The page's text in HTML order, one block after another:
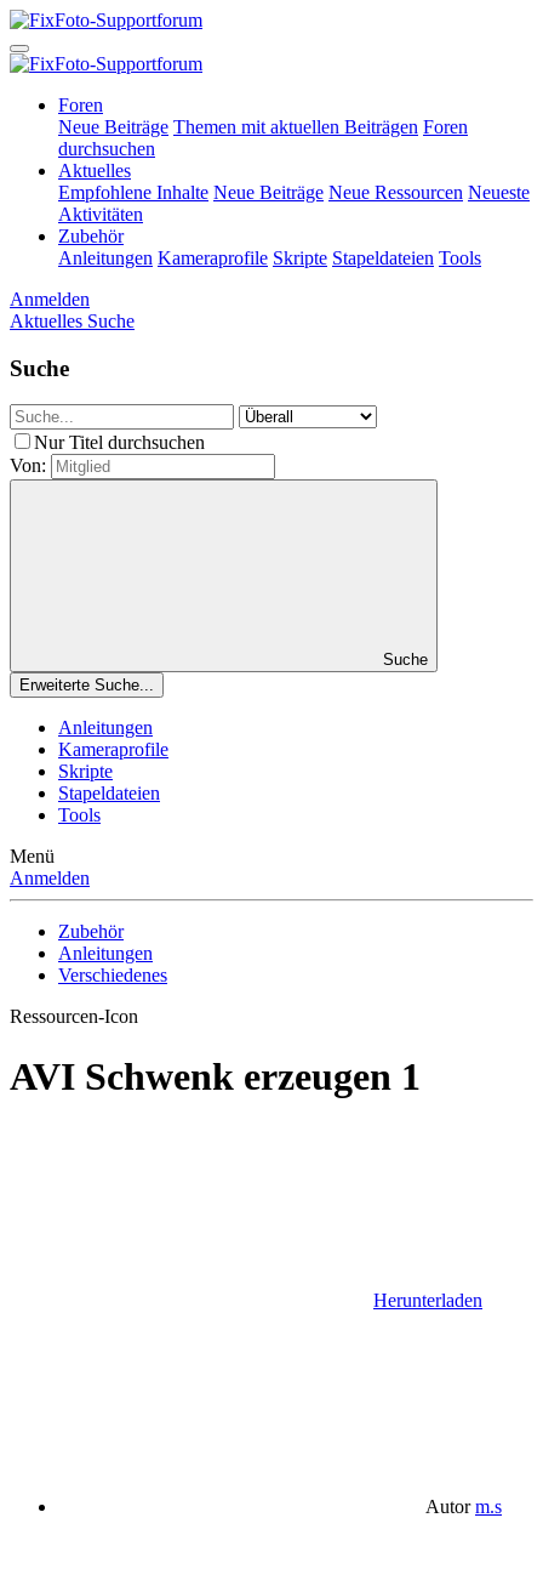
Foren
Neue Beiträge Themen mit aktuellen Beiträgen Foren
durchsuchen
Aktuelles
Empfohlene Inhalte Neue Beiträge Neue Ressourcen Neueste
Aktivitäten
Zubehör
Anleitungen Kameraprofile Skripte Stapeldateien Tools
Anmelden
Aktuelles Suche
Suche
Nur Titel durchsuchen
Von:
Suche
Erweiterte Suche...
Anleitungen
Kameraprofile
Skripte
Stapeldateien
Tools
Menü
Anmelden
Zubehör
Anleitungen
Verschiedenes
Ressourcen-Icon
AVI Schwenk erzeugen 1
Herunterladen
Autor m.s